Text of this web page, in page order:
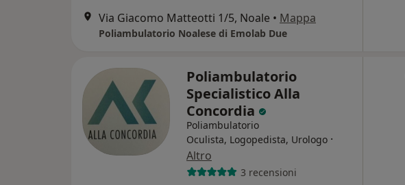
Via Giacomo Matteotti 1/5, Noale • Mappa
Poliambulatorio Noalese di Emolab Due
Poliambulatorio
Specialistico Alla
Concordia
Poliambulatorio
Oculista, Logopedista, Urologo ·
Altro
3 recensioni